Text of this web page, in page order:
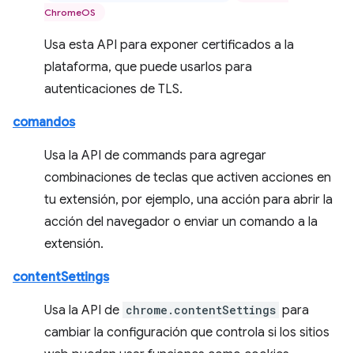
ChromeOS
Usa esta API para exponer certificados a la
plataforma, que puede usarlos para
autenticaciones de TLS.
comandos
Usa la API de commands para agregar
combinaciones de teclas que activen acciones en
tu extensión, por ejemplo, una acción para abrir la
acción del navegador o enviar un comando a la
extensión.
contentSettings
Usa la API de chrome.contentSettings para
cambiar la configuración que controla si los sitios